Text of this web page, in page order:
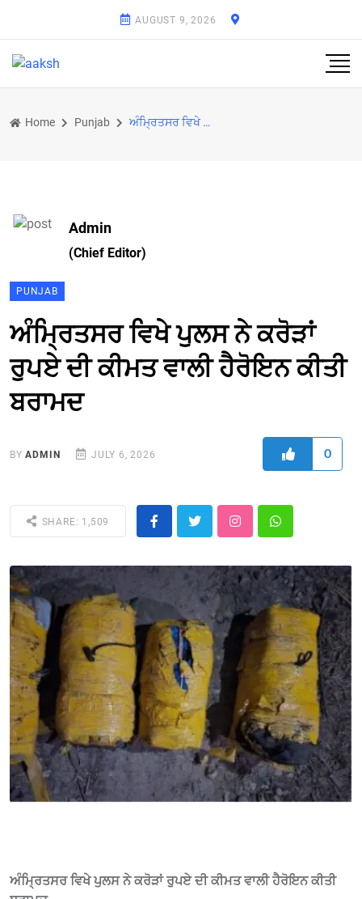
AUGUST 9, 2026
Home Punjab ਅੰਮ੍ਰਿਤਸਰ ਵਿਖੇ ਪੁਲਸ ਨੇ ਕਰੋੜਾਂ ਰੁਪਏ ਦੀ ਕੀਮਤ ਵਾਲੀ ਹੈਰੋਇਨ ਕੀਤੀ ਬਰਾਮਦ
Admin
(Chief Editor)
PUNJAB
ਅੰਮ੍ਰਿਤਸਰ ਵਿਖੇ ਪੁਲਸ ਨੇ ਕਰੋੜਾਂ
ਰੁਪਏ ਦੀ ਕੀਮਤ ਵਾਲੀ ਹੈਰੋਇਨ ਕੀਤੀ
ਬਰਾਮਦ
BYADMIN JULY 6, 2026 0
SHARE: 1,509
ਅੰਮ੍ਰਿਤਸਰ ਵਿਖੇ ਪੁਲਸ ਨੇ ਕਰੋੜਾਂ ਰੁਪਏ ਦੀ ਕੀਮਤ ਵਾਲੀ ਹੈਰੋਇਨ ਕੀਤੀ